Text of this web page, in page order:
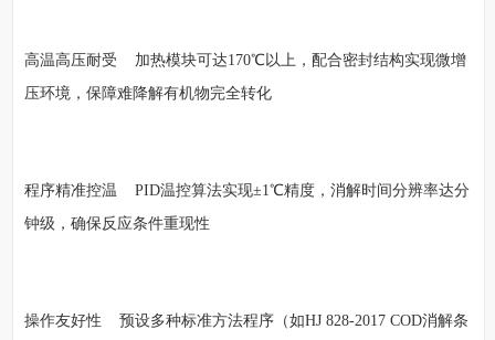
高温高压耐受 加热模块可达170℃以上，配合密封结构实现微增
压环境，保障难降解有机物完全转化
程序精准控温 PID温控算法实现±1℃精度，消解时间分辨率达分
钟级，确保反应条件重现性
操作友好性 预设多种标准方法程序（如HJ 828-2017 COD消解条